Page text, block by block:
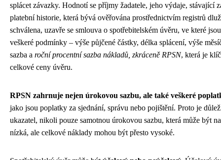
splácet závazky. Hodnotí se příjmy žadatele, jeho výdaje, stávající
platební historie, která bývá ověřována prostřednictvím registrů
schválena, uzavře se smlouva o spotřebitelském úvěru, ve které
veškeré podmínky – výše půjčené částky, délka splácení, výše
sazba a roční procentní sazba nákladů, zkráceně RPSN, která je
celkové ceny úvěru.
RPSN zahrnuje nejen úrokovou sazbu, ale také veškeré
jako jsou poplatky za sjednání, správu nebo pojištění. Proto je
ukazatel, nikoli pouze samotnou úrokovou sazbu, která může být
nízká, ale celkové náklady mohou být přesto vysoké.